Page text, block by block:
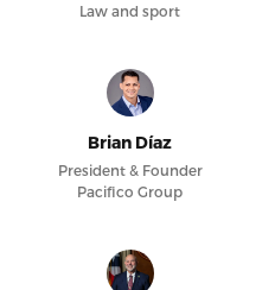
Law and sport
Brian Díaz
President & Founder
Pacifico Group